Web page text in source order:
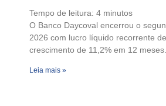
Tempo de leitura: 4 minutos
O Banco Daycoval encerrou o
2026 com lucro líquido recorrente
crescimento de 11,2% em 12 meses.
Leia mais »